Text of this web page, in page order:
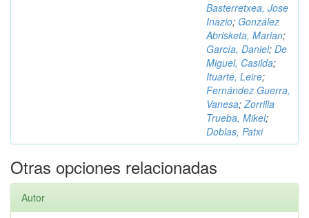
Basterretxea, Jose
Inazio; González
Abrisketa, Marian;
García, Daniel; De
Miguel, Casilda;
Ituarte, Leire;
Fernández Guerra,
Vanesa;Zorrilla
Trueba, Mikel;
Doblas, Patxi
Otras opciones relacionadas
Autor